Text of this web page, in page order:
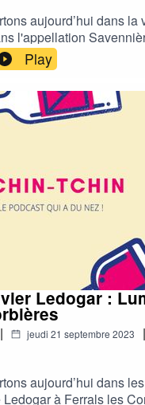
aujourd’hui dans la
l'appellation
Thibaud Boudignon.Lors
nous allons parler, entre
schistes, de gel et du
par Thibaud en 15
d'un grand vigneron
Play
Ledogar :
| jeudi 21 septembre 2023 |
aujourd’hui dans
à Ferrals les